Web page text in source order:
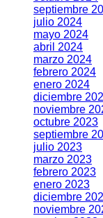
septiembre
julio 2024
mayo 2024
abril 2024
marzo 2024
febrero 2024
enero 2024
diciembre
noviembre
octubre 2023
septiembre
julio 2023
marzo 2023
febrero 2023
enero 2023
diciembre
noviembre